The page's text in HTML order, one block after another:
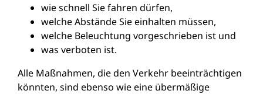
wie schnell Sie fahren dürfen,
welche Abstände Sie einhalten müssen,
welche Beleuchtung vorgeschrieben ist und
was verboten ist.
Alle Maßnahmen, die den Verkehr beeinträchtigen
könnten, sind ebenso wie eine übermäßige